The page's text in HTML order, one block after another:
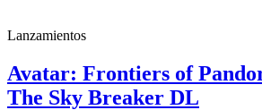
Lanzamientos
Avatar: Frontiers of
The Sky Breaker DL